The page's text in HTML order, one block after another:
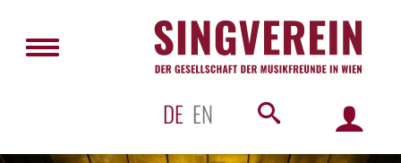
DE EN